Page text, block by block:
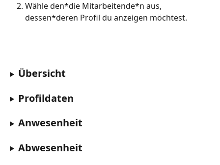
Wähle den*die Mitarbeitende*n aus,
dessen*deren Profil du anzeigen möchtest.
Übersicht
Profildaten
Anwesenheit
Abwesenheit